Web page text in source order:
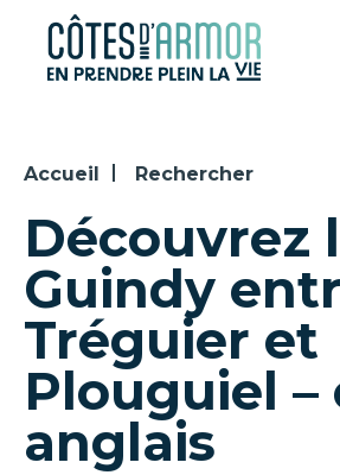
Panneau de gestion des cookies
Accueil Rechercher
Découvrez
Guindy
Tréguier et
Plouguiel –
anglais